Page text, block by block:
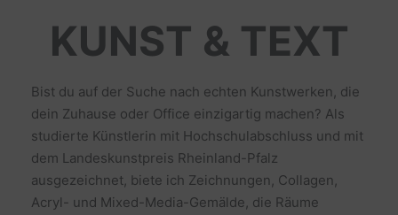
KUNST & TEXT
Bist du auf der Suche nach echten Kunstwerken, die
dein Zuhause oder Office einzigartig machen? Als
studierte Künstlerin mit Hochschulabschluss und mit
dem Landeskunstpreis Rheinland-Pfalz
ausgezeichnet, biete ich Zeichnungen, Collagen,
Acryl- und Mixed-Media-Gemälde, die Räume